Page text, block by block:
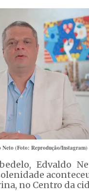
(Foto: Reprodução/Instagram)
Edvaldo
no Centro da